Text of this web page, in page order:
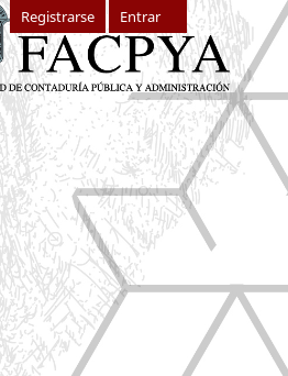
Registrarse Entrar